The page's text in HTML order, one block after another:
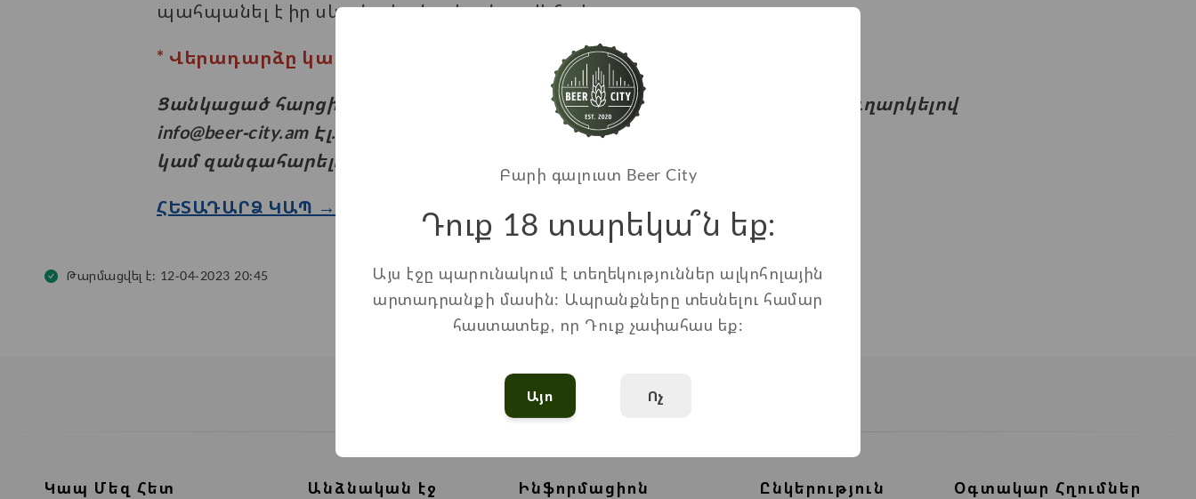
պահպանել է իր սկզբնական տեսքն ու վիճակը։
* Վերադարձը կատարվում է նույն վճարային եղանակով, ինչ գնումը:
Ցանկացած հարցի կամ բողոքի դեպքում կարող եք դիմել մեզ՝ նամակ ուղարկելով
info@beer-city.amԷլ. հասցեին
կամ զանգահարելով +374 (33) 377 399 հեռախոսահամարով:
ՀԵՏԱԴԱՐՁ ԿԱՊ →
Թարմացվել է: 12-04-2023 20:45
Տեսնել Հասցեն Քարտեզում
Կապ Մեզ Հետ Անձնական էջ Ինֆորմացիոն Ընկերություն Օգտակար Հղումներ
Բարի գալուստ Beer City
Դուք 18 տարեկա՞ն եք։
Այս էջը պարունակում է տեղեկություններ ալկոհոլային
արտադրանքի մասին: Ապրանքները տեսնելու համար
հաստատեք, որ Դուք չափահաս եք:
Այո Ոչ